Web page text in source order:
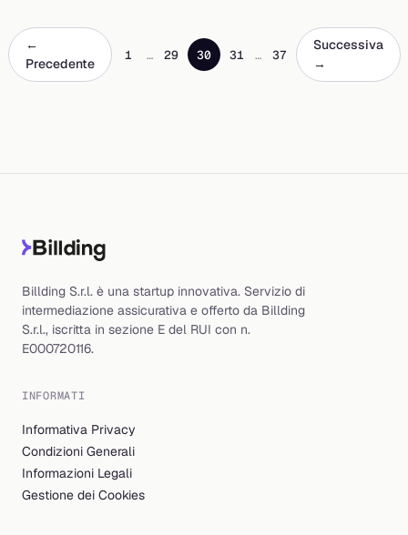
←
Precedente
1 … 29 30 31 … 37
Successiva
→
Billding S.r.l. è una startup innovativa. Servizio di
intermediazione assicurativa e offerto da Billding
S.r.l., iscritta in sezione E del RUI con n.
E000720116.
INFORMATI
Informativa Privacy
Condizioni Generali
Informazioni Legali
Gestione dei Cookies